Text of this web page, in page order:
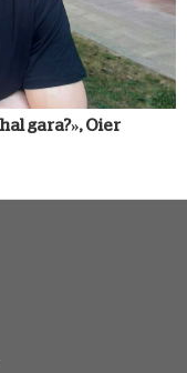
gara?», Oier